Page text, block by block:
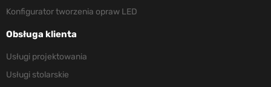
Konfigurator tworzenia opraw LED
Obsługa klienta
Usługi projektowania
Usługi stolarskie